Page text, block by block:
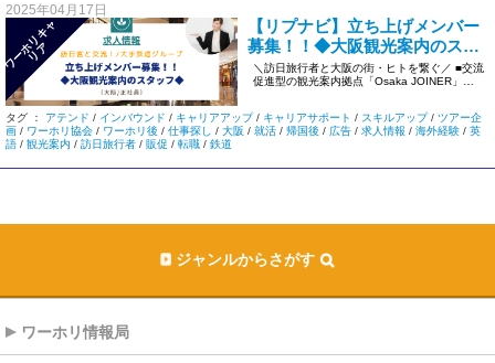
2025年04月17日
ワ
ー
ホ
リ
キ
ャ
リ
ア
【リプナビ】立ち上げメンバー
募集！！◆大阪観光案内のスタ
ッフ◆安定の大手鉄道グループ
＜正社員/大阪＞
＼訪日旅行者と大阪の街・ヒトを繋ぐ／ ■交流
促進型の観光案内拠点「Osaka JOINER」の
タグ ： アテンド / インバウンド / キャリアアップ/ キャリアサポート / スキルアップ/ ツアー企
画 / ワーホリ協会 / ワーホリ後 / 仕事探し / 大阪 / 就活 / 帰国後 / 広告 / 求人情報 / 海外経験 / 英
語 / 観光案内 / 訪日旅行者 / 販促 / 転職 / 鉄道
ジャンルからさがす
ワーホリ情報局